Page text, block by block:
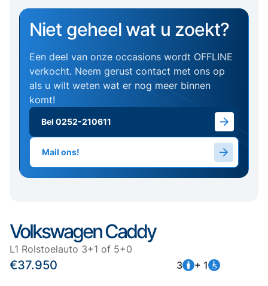
Niet geheel wat u zoekt?
Een deel van onze occasions wordt OFFLINE
verkocht. Neem gerust contact met ons op
als u wilt weten wat er nog meer binnen
komt!
Bel 0252-210611
Mail ons!
Volkswagen Caddy
L1 Rolstoelauto 3+1 of 5+0
€37.950 3 + 1